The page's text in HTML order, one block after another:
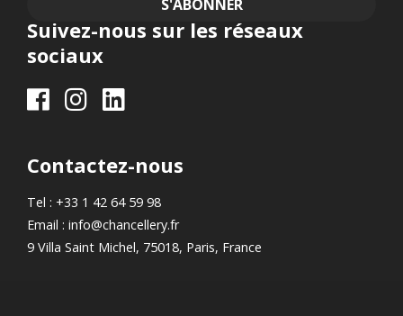
Suivez-nous sur les réseaux
sociaux
Contactez-nous
Tel : +33 1 42 64 59 98
Email : info@chancellery.fr
9 Villa Saint Michel, 75018, Paris, France